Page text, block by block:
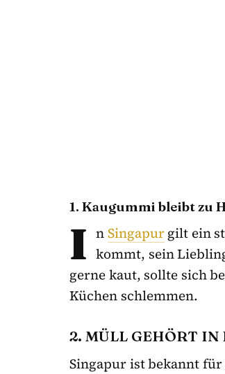
1. Kaugummi bleibt zu
I nSingapurgilt ein
kommt, sein
gerne kaut, sollte sich
Küchen schlemmen.
2. MÜLL GEHÖRT IN
Singapur ist bekannt